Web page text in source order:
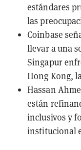
estándares
las
Coinbase
llevar a una
Singapur
Hong Kong,
Hassan
están
inclusivos y
institucional